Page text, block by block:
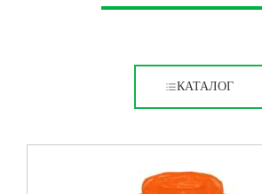
КАТАЛОГ